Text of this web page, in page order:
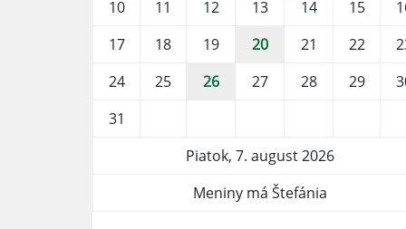
10
11 12 13 14 15
17
18 19 20 21 22
24
25 26 27 28 29
31
Piatok, 7. august 2026
Meniny má Štefánia